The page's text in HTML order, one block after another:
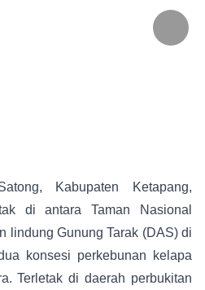
Kabupaten Ketapang,
di antara Taman Nasional
lindung Gunung Tarak (DAS) di
konsesi perkebunan kelapa
Terletak di daerah perbukitan